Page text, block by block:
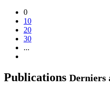
0
10
20
30
...
Publications Derniers